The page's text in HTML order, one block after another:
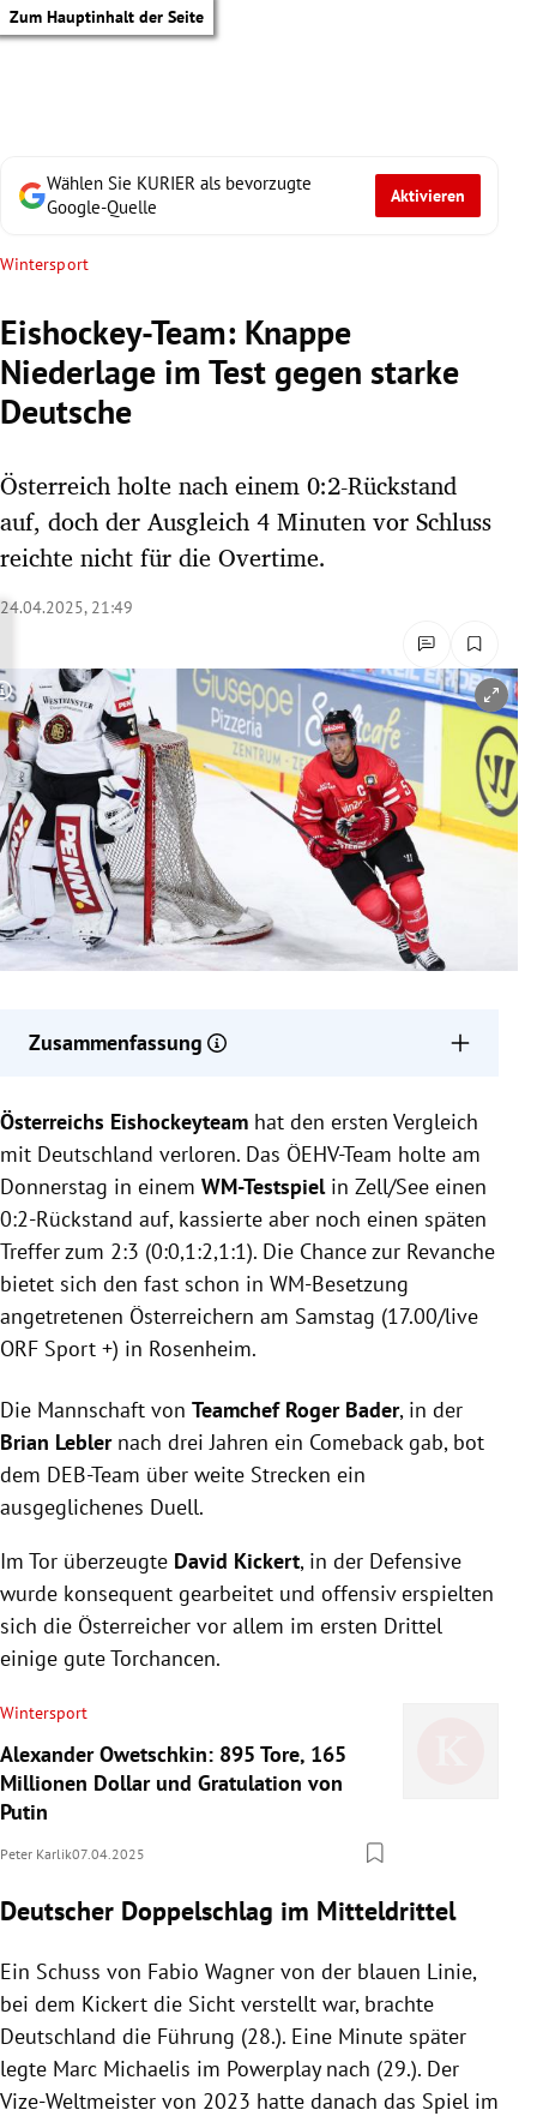
Zum Hauptinhalt der Seite
Untermenü
Untermenü
Untermenü
Untermenü
Untermenü
Untermenü
Untermenü
Untermenü
Wählen Sie KURIER als bevorzugte
Google-Quelle
Aktivieren
Wintersport
Eishockey-Team: Knappe
Niederlage im Test gegen starke
Deutsche
Österreich holte nach einem 0:2-Rückstand
auf, doch der Ausgleich 4 Minuten vor Schluss
reichte nicht für die Overtime.
24.04.2025, 21:49
Copyright-Hinweis öffnen/schließen
Zusammenfassung
Deutschland nach einem späten Gegentreffer.
Trotz starkem Comeback von 0:2 und
überzeugendem Spiel von Torwart Kickert kassierte
Österreich ein unnötiges Gegentor.
Teamchef Roger Bader und Spieler Clemens
Unterweger zeigten sich zufrieden mit der
intensiven Partie und sahen Chancen zur Overtime.
Österreichs Eishockeyteam hat den ersten Vergleich
mit Deutschland verloren. Das ÖEHV-Team holte am
Donnerstag in einem WM-Testspielin Zell/See einen
0:2-Rückstand auf, kassierte aber noch einen späten
Treffer zum 2:3 (0:0,1:2,1:1). Die Chance zur Revanche
bietet sich den fast schon in WM-Besetzung
angetretenen Österreichern am Samstag (17.00/live
ORF Sport +) in Rosenheim.
Die Mannschaft von Teamchef Roger Bader, in der
Brian Lebler nach drei Jahren ein Comeback gab, bot
dem DEB-Team über weite Strecken ein
ausgeglichenes Duell.
Im Tor überzeugte David Kickert, in der Defensive
wurde konsequent gearbeitet und offensiv erspielten
sich die Österreicher vor allem im ersten Drittel
einige gute Torchancen.
Wintersport
Alexander Owetschkin: 895 Tore, 165
Millionen Dollar und Gratulation von
Putin
Peter Karlik07.04.2025
Deutscher Doppelschlag im Mitteldrittel
Ein Schuss von Fabio Wagner von der blauen Linie,
bei dem Kickert die Sicht verstellt war, brachte
Deutschland die Führung (28.). Eine Minute später
legte Marc Michaelis im Powerplay nach (29.). Der
Vize-Weltmeister von 2023 hatte danach das Spiel im